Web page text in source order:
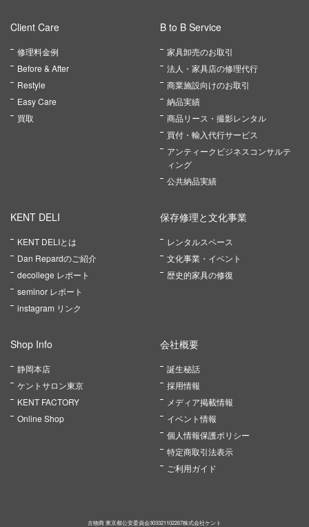
Client Care
修理料金例
Before & After
Restyle
Easy Care
買取
B to B Service
家具卸売のお取引
法人・家具店の修理代行
商業施設向けのお取引
納品実績
商品リース・撮影レンタル
買付・輸入代行サービス
アンティークビジネスコンサルテ
ィング
公共納品実績
KENT DELI
KENT DELIとは
Dan Repardのご紹介
decollege レポート
seminor レポート
instagram リンク
保存修理と文化事業
レンタルスペース
文化事業・イベント
歴史的家具の修復
Shop Info
静岡本店
ケントサロン東京
KENT FACTORY
Online Shop
会社概要
誕生秘話
採用情報
メディア掲載情報
イベント情報
個人情報保護ポリシー
特定商取引法表示
ご利用ガイド
古物商 東京都公安委員会303321102267株式会社ケント